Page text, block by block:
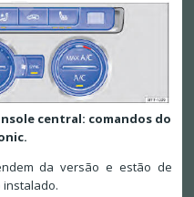
central: comandos do
da versão e estão de
instalado.